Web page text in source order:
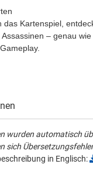
das Kartenspiel,
– genau
wurden automatisch
sich
in Englisch: